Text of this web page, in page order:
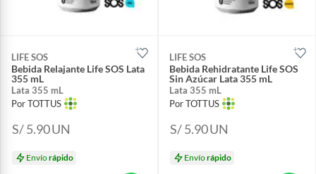
LIFE SOS
Bebida Relajante Life SOS Lata
355 mL
Lata 355 mL
Por TOTTUS
S/ 5.90UN
Envíorápido
LIFE SOS
Bebida Rehidratante Life SOS
Sin Azúcar Lata 355 mL
Lata 355 mL
Por TOTTUS
S/ 5.90UN
Envíorápido